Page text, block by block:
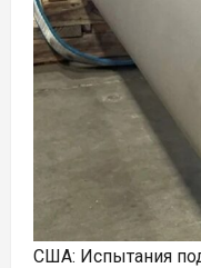
США: Испытания